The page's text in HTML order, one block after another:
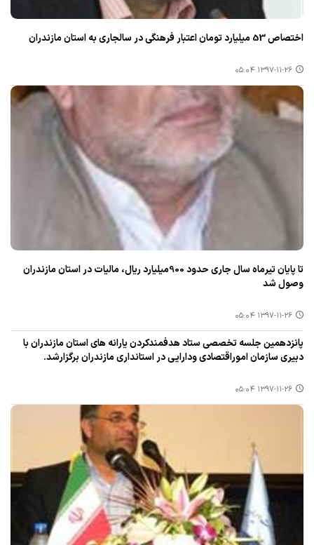
اختصاص 53 میلیارد تومان اعتبار فرهنگی در سالجاری به استان مازندران
۱۳۹۷-۱۱-۲۶ ۰۵:۰۴
تا پایان تیرماه سال جاری حدود 900میلیارد ریال، مالیات در استان مازندران
وصول شد
۱۳۹۷-۱۱-۲۶ ۰۵:۰۴
پانزدهمین جلسه تخصصی ستاد هدفمندكردن یارانه های استان مازندران با
دبیری سازمان اموراقتصادی ودارایی در استانداری مازندران برگزارشد.
۱۳۹۷-۱۱-۲۶ ۰۵:۰۴